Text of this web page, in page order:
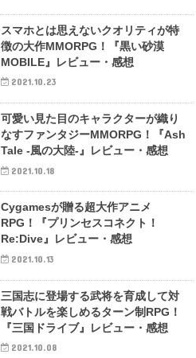
スマホとは思えないクオリティが特
徴の大作MMORPG！『黒い砂漠
MOBILE』レビュー・感想
2021.10.23
可愛い見た目のキャラクターが織り
なすファンタジーMMORPG！『Ash
Tale -風の大陸-』レビュー・感想
2021.10.18
Cygamesが贈る超大作アニメ
RPG！『プリンセスコネクト！
Re:Dive』レビュー・感想
2021.10.13
三国志に登場する武将を育成して対
戦バトルを楽しめるターン制RPG！
『三国ドライブ』レビュー・感想
2021.10.08